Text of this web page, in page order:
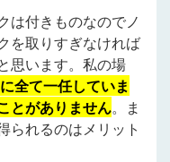
は付きものなのでノ
を取りすぎなければ
思います。私の場
全て一任していま
とがありません。ま
られるのはメリット